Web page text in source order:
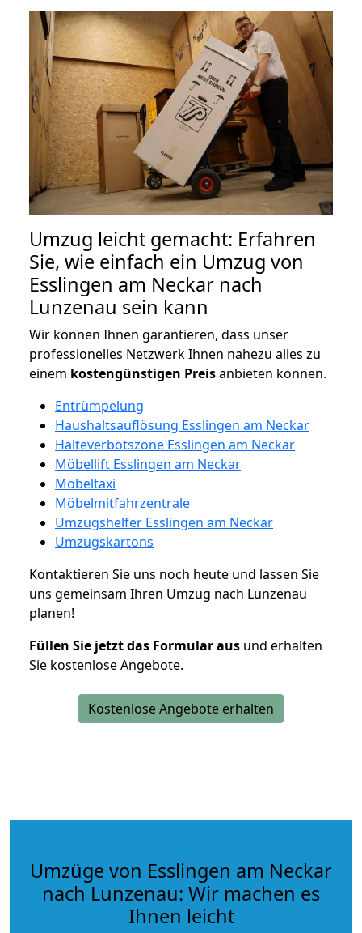
Umzug leicht gemacht: Erfahren
Sie, wie einfach ein Umzug von
Esslingen am Neckar nach
Lunzenau sein kann
Wir können Ihnen garantieren, dass unser
professionelles Netzwerk Ihnen nahezu alles zu
einem kostengünstigen Preisanbieten können.
Entrümpelung
Haushaltsauflösung Esslingen am Neckar
Halteverbotszone Esslingen am Neckar
Möbellift Esslingen am Neckar
Möbeltaxi
Möbelmitfahrzentrale
Umzugshelfer Esslingen am Neckar
Umzugskartons
Kontaktieren Sie uns noch heute und lassen Sie
uns gemeinsam Ihren Umzug nach Lunzenau
planen!
Füllen Sie jetzt das Formular aus und erhalten
Sie kostenlose Angebote.
Kostenlose Angebote erhalten
Umzüge von Esslingen am Neckar
nach Lunzenau: Wir machen es
Ihnen leicht